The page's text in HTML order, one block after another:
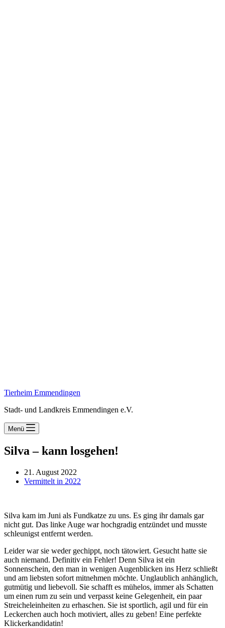
Tierheim Emmendingen
Stadt- und Landkreis Emmendingen e.V.
Menü
Silva – kann losgehen!
21. August 2022
Vermittelt in 2022
Silva kam im Juni als Fundkatze zu uns. Es ging ihr damals gar
nicht gut. Das linke Auge war hochgradig entzündet und musste
schleunigst entfernt werden.
Leider war sie weder gechippt, noch tätowiert. Gesucht hatte sie
auch niemand. Definitiv ein Fehler! Denn Silva ist ein
Sonnenschein, den man in wenigen Augenblicken ins Herz schließt
und am liebsten sofort mitnehmen möchte. Unglaublich anhänglich,
gutmütig und liebevoll. Sie schafft es mühelos, immer als Schatten
um einen rum zu sein und verpasst keine Gelegenheit, ein paar
Streicheleinheiten zu erhaschen. Sie ist sportlich, agil und für ein
Leckerchen auch hoch motiviert, alles zu geben! Eine perfekte
Klickerkandidatin!